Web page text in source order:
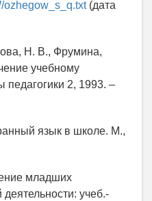
ozhegow_s_q.txt(дата
Н. В., Фрумина,
учебному
педагогики 2, 1993. –
язык в школе. М.,
младших
учеб.-